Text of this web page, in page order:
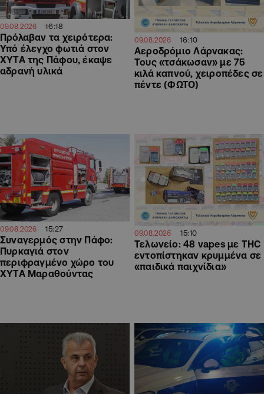
09.08.2026 16:18
Πρόλαβαν τα χειρότερα:
Υπό έλεγχο φωτιά στον
ΧΥΤΑ της Πάφου, έκαψε
αδρανή υλικά
09.08.2026 16:10
Αεροδρόμιο Λάρνακας:
Τους «τσάκωσαν» με 75
κιλά καπνού, χειροπέδες σε
πέντε (ΦΩΤΟ)
09.08.2026 15:27
Συναγερμός στην Πάφο:
Πυρκαγιά στον
περιφραγμένο χώρο του
ΧΥΤΑ Μαραθούντας
09.08.2026 15:10
Τελωνείο: 48 vapes με THC
εντοπίστηκαν κρυμμένα σε
«παιδικά παιχνίδια»